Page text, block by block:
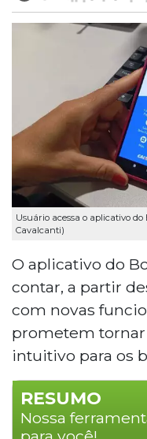
Usuário acessa o aplicativo
Cavalcanti)
O aplicativo do
contar, a partir
com novas
prometem
intuitivo para os
RESUMO
Nossa